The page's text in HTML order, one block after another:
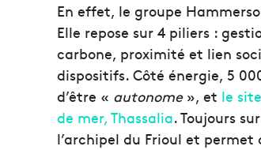
En effet, le groupe
Elle repose sur 4 piliers :
carbone, proximité et lien
dispositifs. Côté énergie, 5
d’être « autonome», et le
de mer, Thassalia. Toujours
l’archipel du Frioul et permet